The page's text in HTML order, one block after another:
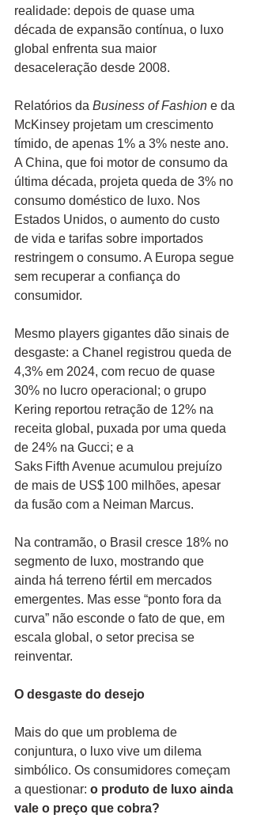
realidade: depois de quase uma
década de expansão contínua, o luxo
global enfrenta sua maior
desaceleração desde 2008.
Relatórios da Business of Fashion e da
McKinsey projetam um crescimento
tímido, de apenas 1% a 3% neste ano.
A China, que foi motor de consumo da
última década, projeta queda de 3% no
consumo doméstico de luxo. Nos
Estados Unidos, o aumento do custo
de vida e tarifas sobre importados
restringem o consumo. A Europa segue
sem recuperar a confiança do
consumidor.
Mesmo players gigantes dão sinais de
desgaste: a Chanel registrou queda de
4,3% em 2024, com recuo de quase
30% no lucro operacional; o grupo
Kering reportou retração de 12% na
receita global, puxada por uma queda
de 24% na Gucci; e a
Saks Fifth Avenue acumulou prejuízo
de mais de US$ 100 milhões, apesar
da fusão com a Neiman Marcus.
Na contramão, o Brasil cresce 18% no
segmento de luxo, mostrando que
ainda há terreno fértil em mercados
emergentes. Mas esse “ponto fora da
curva” não esconde o fato de que, em
escala global, o setor precisa se
reinventar.
O desgaste do desejo
Mais do que um problema de
conjuntura, o luxo vive um dilema
simbólico. Os consumidores começam
a questionar: o produto de luxo ainda
vale o preço que cobra?